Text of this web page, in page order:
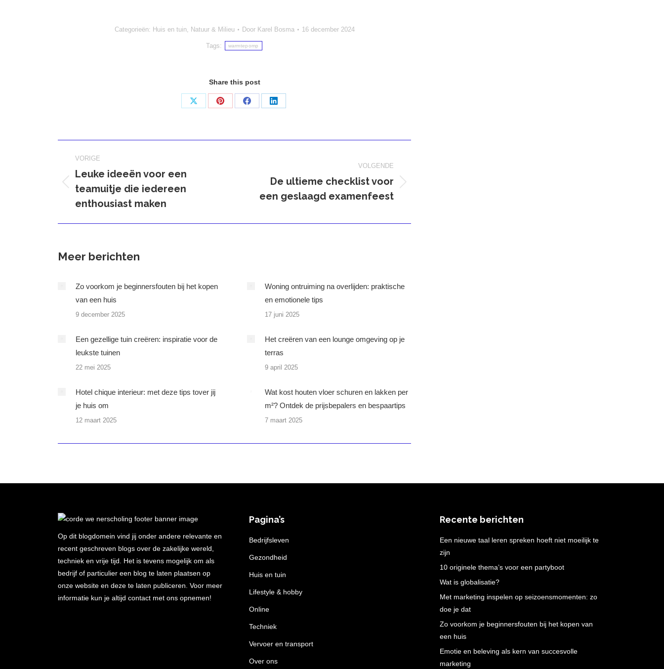
Categorieën: Huis en tuin, Natuur & Milieu Door Karel Bosma 16 december 2024
Tags: warmtepomp
Share this post
Deel
Deel
Deel
Deel
navigatie
VORIGE
Vorig
bericht
Leuke ideeën voor een
teamuitje die iedereen
enthousiast maken
VOLGENDE
bericht
De ultieme checklist voor
een geslaagd examenfeest
Meer berichten
Zo voorkom je beginnersfouten bij het kopen
van een huis
9 december 2025
Woning ontruiming na overlijden: praktische
en emotionele tips
17 juni 2025
Een gezellige tuin creëren: inspiratie voor de
leukste tuinen
22 mei 2025
Het creëren van een lounge omgeving op je
terras
9 april 2025
Hotel chique interieur: met deze tips tover jij
je huis om
12 maart 2025
Wat kost houten vloer schuren en lakken per
m²? Ontdek de prijsbepalers en bespaartips
7 maart 2025
Op dit blogdomein vind jij onder andere relevante en
recent geschreven blogs over de zakelijke wereld,
techniek en vrije tijd. Het is tevens mogelijk om als
bedrijf of particulier een blog te laten plaatsen op
onze website en deze te laten publiceren. Voor meer
informatie kun je altijd contact met ons opnemen!
Pagina’s
Bedrijfsleven
Gezondheid
Huis en tuin
Lifestyle & hobby
Online
Techniek
Vervoer en transport
Over ons
Recente berichten
Een nieuwe taal leren spreken hoeft niet moeilijk te
zijn
10 originele thema’s voor een partyboot
Wat is globalisatie?
Met marketing inspelen op seizoensmomenten: zo
doe je dat
Zo voorkom je beginnersfouten bij het kopen van
een huis
Emotie en beleving als kern van succesvolle
marketing